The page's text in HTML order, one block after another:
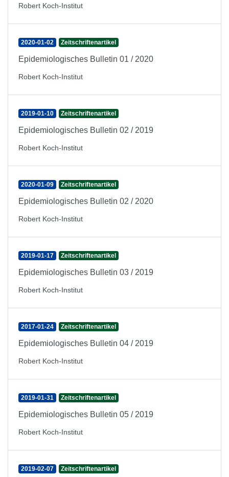
Robert Koch-Institut
2020-01-02 Zeitschriftenartikel
Epidemiologisches Bulletin 01 / 2020
Robert Koch-Institut
2019-01-10 Zeitschriftenartikel
Epidemiologisches Bulletin 02 / 2019
Robert Koch-Institut
2020-01-09 Zeitschriftenartikel
Epidemiologisches Bulletin 02 / 2020
Robert Koch-Institut
2019-01-17 Zeitschriftenartikel
Epidemiologisches Bulletin 03 / 2019
Robert Koch-Institut
2017-01-24 Zeitschriftenartikel
Epidemiologisches Bulletin 04 / 2019
Robert Koch-Institut
2019-01-31 Zeitschriftenartikel
Epidemiologisches Bulletin 05 / 2019
Robert Koch-Institut
2019-02-07 Zeitschriftenartikel